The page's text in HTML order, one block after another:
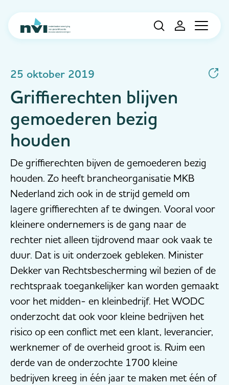
Navigation
25 oktober 2019
Griffierechten blijven
gemoederen bezig
houden
De griffierechten bijven de gemoederen bezig
houden. Zo heeft brancheorganisatie MKB
Nederland zich ook in de strijd gemeld om
lagere griffierechten af te dwingen. Vooral voor
kleinere ondernemers is de gang naar de
rechter niet alleen tijdrovend maar ook vaak te
duur. Dat is uit onderzoek gebleken. Minister
Dekker van Rechtsbescherming wil bezien of de
rechtspraak toegankelijker kan worden gemaakt
voor het midden- en kleinbedrijf. Het WODC
onderzocht dat ook voor kleine bedrijven het
risico op een conflict met een klant, leverancier,
werknemer of de overheid groot is. Ruim een
derde van de onderzochte 1700 kleine
bedrijven kreeg in één jaar te maken met één of